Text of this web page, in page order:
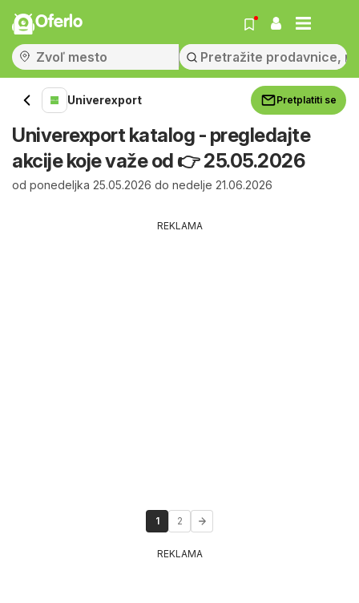
Oferlo
Univerexport Pretplatiti se
Univerexport katalog - pregledajte
akcije koje važe od 👉 25.05.2026
od ponedeljka 25.05.2026 do nedelje 21.06.2026
REKLAMA
1 2
REKLAMA